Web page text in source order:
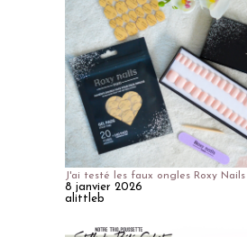
J'ai testé les faux ongles Roxy Nails
8 janvier 2026
alittleb